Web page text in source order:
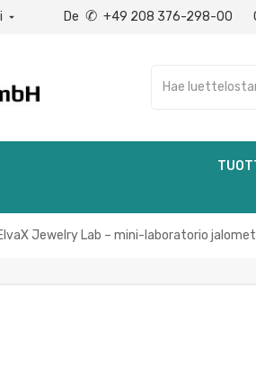
 De ✆ +49 208 376-298-00
Jewelry Lab – mini-laboratorio